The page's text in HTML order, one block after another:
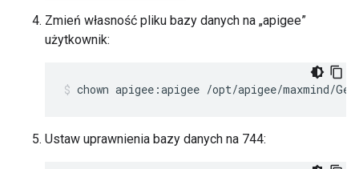
Zmień własność pliku bazy danych na „apigee”
użytkownik:
chown apigee:apigee /opt/apigee/maxmind/
Ustaw uprawnienia bazy danych na 744: